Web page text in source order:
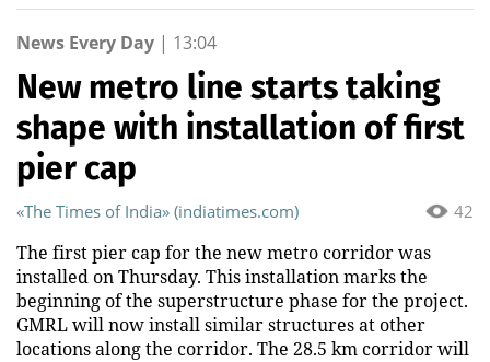
News Every Day | 13:04
New metro line starts taking
shape with installation of first
pier cap
42
«The Times of India» (indiatimes.com)
The first pier cap for the new metro corridor was
installed on Thursday. This installation marks the
beginning of the superstructure phase for the project.
GMRL will now install similar structures at other
locations along the corridor. The 28.5 km corridor will